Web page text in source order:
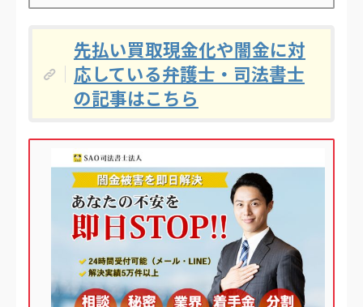
先払い買取現金化や闇金に対
応している弁護士・司法書士
の記事はこちら